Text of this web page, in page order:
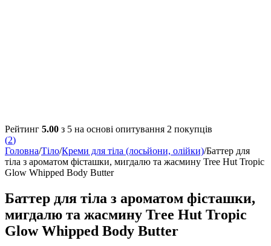
Рейтинг 5.00 з 5 на основі опитування 2 покупців
(2)
Головна/Тіло/Креми для тіла (лосьйони, олійки)/Баттер для
тіла з ароматом фісташки, мигдалю та жасмину Tree Hut Tropic
Glow Whipped Body Butter
Баттер для тіла з ароматом фісташки,
мигдалю та жасмину Tree Hut Tropic
Glow Whipped Body Butter